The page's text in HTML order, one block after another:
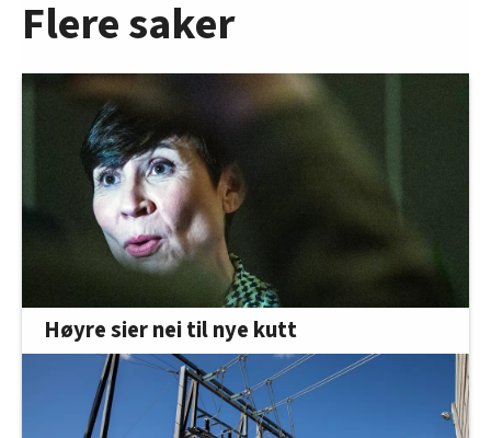
Flere saker
Høyre sier nei til nye kutt